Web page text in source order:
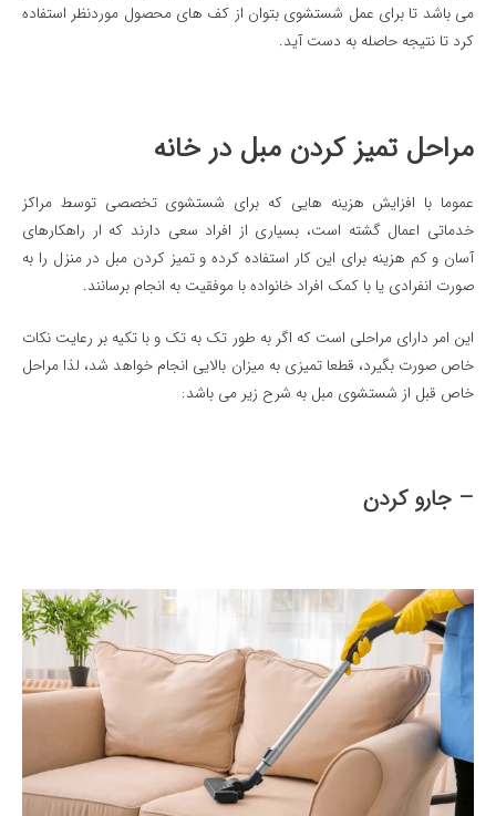
می باشد تا برای عمل شستشوی بتوان از کف های محصول موردنظر استفاده
کرد تا نتیجه حاصله به دست آید.
مراحل تمیز کردن مبل در خانه
عموما با افزایش هزینه هایی که برای شستشوی تخصصی توسط مراکز
خدماتی اعمال گشته است، بسیاری از افراد سعی دارند که ار راهکارهای
آسان و کم هزینه برای این کار استفاده کرده و تمیز کردن مبل در منزل را به
صورت انفرادی یا با کمک افراد خانواده با موفقیت به انجام برسانند.
این امر دارای مراحلی است که اگر به طور تک به تک و با تکیه بر رعایت نکات
خاص صورت بگیرد، قطعا تمیزی به میزان بالایی انجام خواهد شد، لذا مراحل
خاص قبل از شستشوی مبل به شرح زیر می باشد:
– جارو کردن